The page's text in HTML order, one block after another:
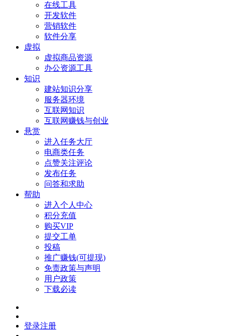
在线工具
开发软件
营销软件
软件分享
虚拟
虚拟商品资源
办公资源工具
知识
建站知识分享
服务器环境
互联网知识
互联网赚钱与创业
悬赏
进入任务大厅
电商类任务
点赞关注评论
发布任务
问答和求助
帮助
进入个人中心
积分充值
购买VIP
提交工单
投稿
推广赚钱(可提现)
免责政策与声明
用户政策
下载必读
登录注册